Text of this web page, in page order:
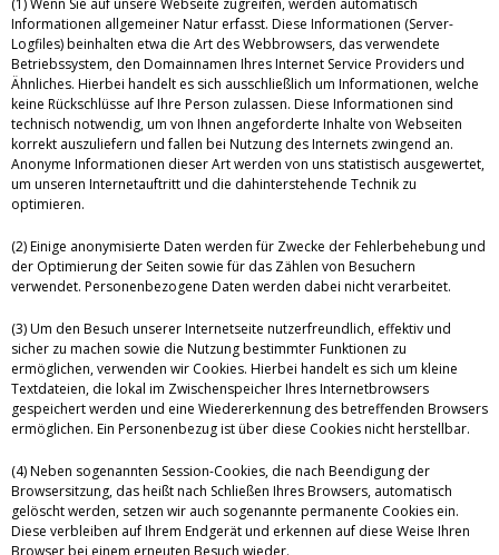
Informationen allgemeiner Natur erfasst. Diese Informationen (Server-
Logfiles) beinhalten etwa die Art des Webbrowsers, das verwendete
Betriebssystem, den Domainnamen Ihres Internet Service Providers und
Ähnliches. Hierbei handelt es sich ausschließlich um Informationen, welche
keine Rückschlüsse auf Ihre Person zulassen. Diese Informationen sind
technisch notwendig, um von Ihnen angeforderte Inhalte von Webseiten
korrekt auszuliefern und fallen bei Nutzung des Internets zwingend an.
Anonyme Informationen dieser Art werden von uns statistisch ausgewertet,
um unseren Internetauftritt und die dahinterstehende Technik zu
optimieren.
(2) Einige anonymisierte Daten werden für Zwecke der Fehlerbehebung und
der Optimierung der Seiten sowie für das Zählen von Besuchern
verwendet. Personenbezogene Daten werden dabei nicht verarbeitet.
(3) Um den Besuch unserer Internetseite nutzerfreundlich, effektiv und
sicher zu machen sowie die Nutzung bestimmter Funktionen zu
ermöglichen, verwenden wir Cookies. Hierbei handelt es sich um kleine
Textdateien, die lokal im Zwischenspeicher Ihres Internetbrowsers
gespeichert werden und eine Wiedererkennung des betreffenden Browsers
ermöglichen. Ein Personenbezug ist über diese Cookies nicht herstellbar.
(4) Neben sogenannten Session-Cookies, die nach Beendigung der
Browsersitzung, das heißt nach Schließen Ihres Browsers, automatisch
gelöscht werden, setzen wir auch sogenannte permanente Cookies ein.
Diese verbleiben auf Ihrem Endgerät und erkennen auf diese Weise Ihren
Browser bei einem erneuten Besuch wieder.